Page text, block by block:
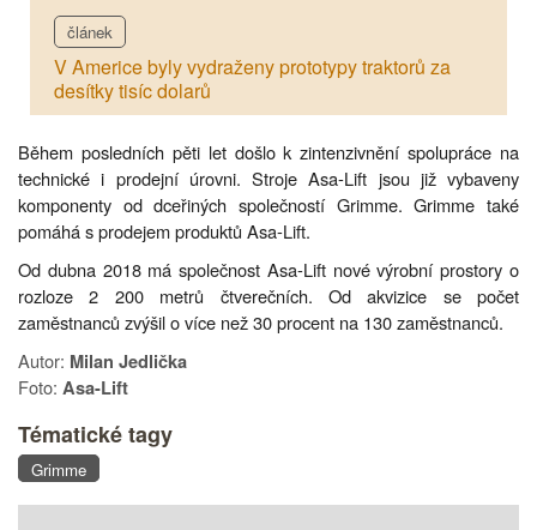
článek
V Americe byly vydraženy prototypy traktorů za
desítky tisíc dolarů
Během posledních pěti let došlo k zintenzivnění spolupráce na
technické i prodejní úrovni. Stroje Asa-Lift jsou již vybaveny
komponenty od dceřiných společností Grimme. Grimme také
pomáhá s prodejem produktů Asa-Lift.
Od dubna 2018 má společnost Asa-Lift nové výrobní prostory o
rozloze 2 200 metrů čtverečních. Od akvizice se počet
zaměstnanců zvýšil o více než 30 procent na 130 zaměstnanců.
Autor: Milan Jedlička
Foto: Asa-Lift
Tématické tagy
Grimme